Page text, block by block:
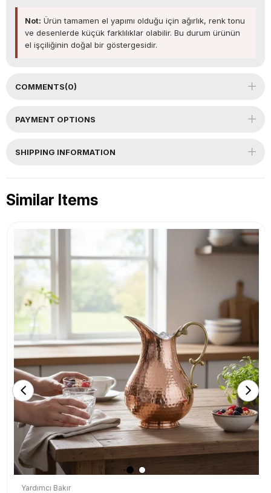
Not: Ürün tamamen el yapımı olduğu için ağırlık, renk tonu
ve desenlerde küçük farklılıklar olabilir. Bu durum ürünün
el işçiliğinin doğal bir göstergesidir.
COMMENTS(0)
PAYMENT OPTIONS
SHIPPING INFORMATION
Similar Items
Yardımcı Bakır